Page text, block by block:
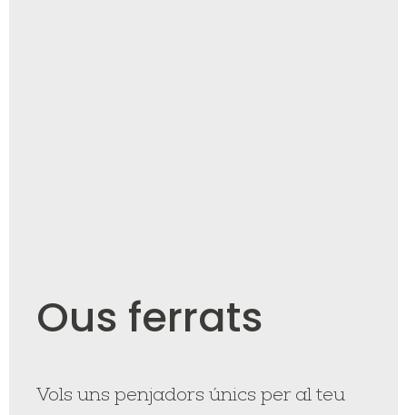
Ous ferrats
Vols uns penjadors únics per al teu